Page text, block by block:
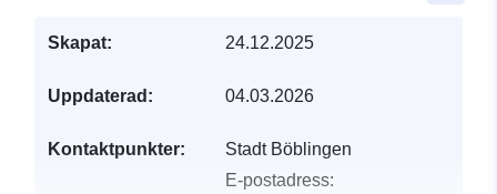
Skapat: 24.12.2025
Uppdaterad: 04.03.2026
Kontaktpunkter:
Stadt Böblingen
E-postadress: